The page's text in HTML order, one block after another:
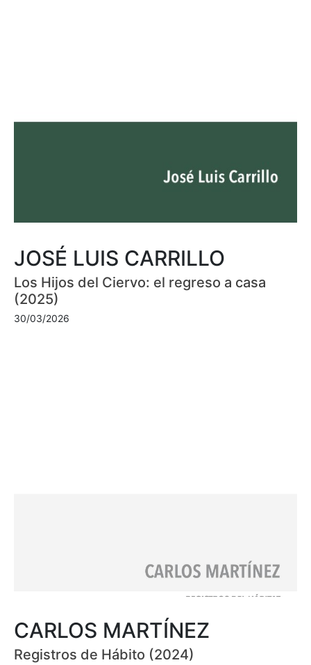
JOSÉ LUIS CARRILLO
Los Hijos del Ciervo: el regreso a casa
(2025)
30/03/2026
CARLOS MARTÍNEZ
Registros de Hábito (2024)